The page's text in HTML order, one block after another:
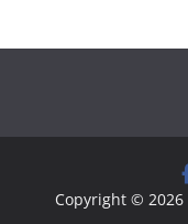
Copyright © 2026